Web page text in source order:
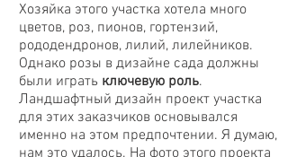
Хозяйка этого участка хотела много
цветов, роз, пионов, гортензий,
рододендронов, лилий, лилейников.
Однако розы в дизайне сада должны
были играть ключевую роль.
Ландшафтный дизайн проект участка
для этих заказчиков основывался
именно на этом предпочтении. Я думаю,
нам это удалось. На фото этого проекта